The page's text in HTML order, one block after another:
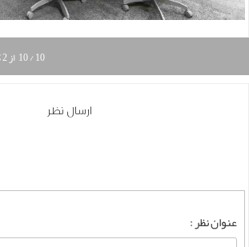
10/10 از2
ارسال نظر
عنوان نظر :